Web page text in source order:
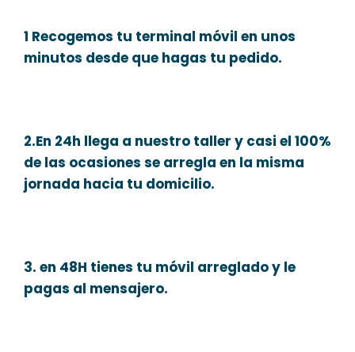
1 Recogemos tu terminal móvil en unos
minutos desde que hagas tu pedido.
2.En 24h llega a nuestro taller y casi el 100%
de las ocasiones se arregla en la misma
jornada hacia tu domicilio.
3. en 48H tienes tu móvil arreglado y le
pagas al mensajero.